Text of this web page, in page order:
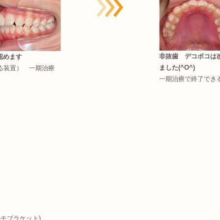
めます
装置） 一期治療
非抜歯 デコボコは
ました(^O^)
一期治療で終了でき
ブラケット)